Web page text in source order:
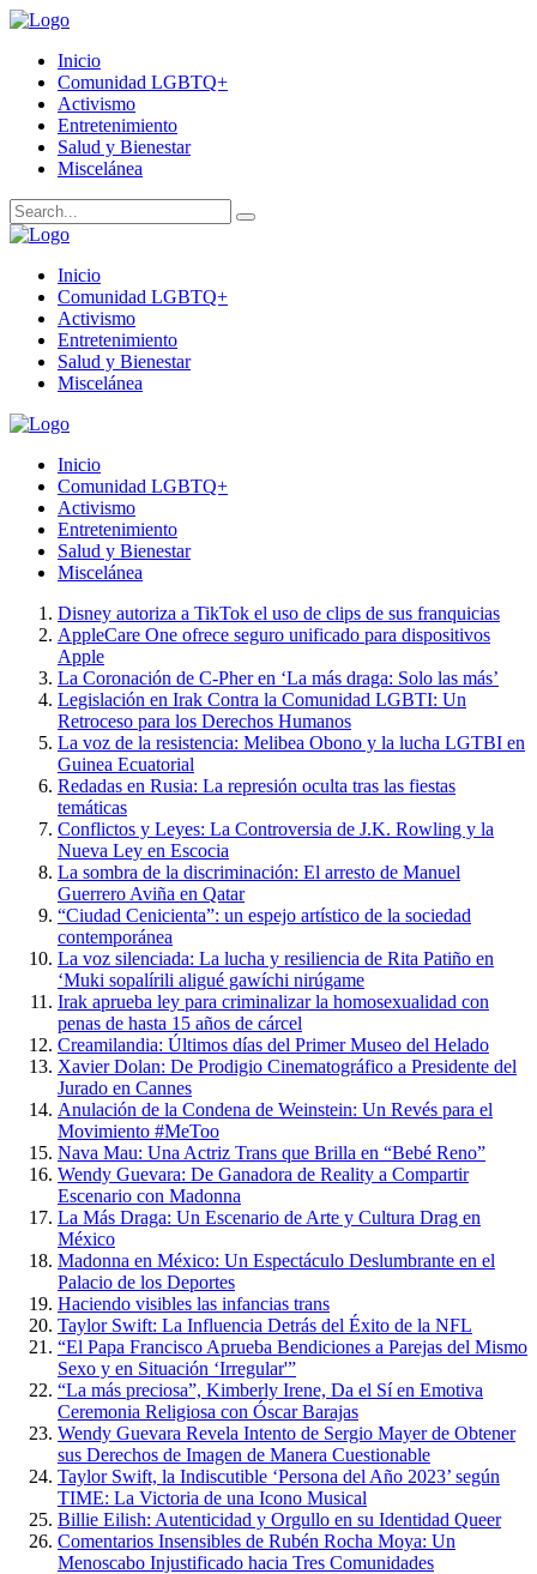
Inicio
Comunidad LGBTQ+
Activismo
Entretenimiento
Salud y Bienestar
Miscelánea
Inicio
Comunidad LGBTQ+
Activismo
Entretenimiento
Salud y Bienestar
Miscelánea
Inicio
Comunidad LGBTQ+
Activismo
Entretenimiento
Salud y Bienestar
Miscelánea
Disney autoriza a TikTok el uso de clips de sus franquicias
AppleCare One ofrece seguro unificado para dispositivos
Apple
La Coronación de C-Pher en ‘La más draga: Solo las más’
Legislación en Irak Contra la Comunidad LGBTI: Un
Retroceso para los Derechos Humanos
La voz de la resistencia: Melibea Obono y la lucha LGTBI en
Guinea Ecuatorial
Redadas en Rusia: La represión oculta tras las fiestas
temáticas
Conflictos y Leyes: La Controversia de J.K. Rowling y la
Nueva Ley en Escocia
La sombra de la discriminación: El arresto de Manuel
Guerrero Aviña en Qatar
“Ciudad Cenicienta”: un espejo artístico de la sociedad
contemporánea
La voz silenciada: La lucha y resiliencia de Rita Patiño en
‘Muki sopalírili aligué gawíchi nirúgame
Irak aprueba ley para criminalizar la homosexualidad con
penas de hasta 15 años de cárcel
Creamilandia: Últimos días del Primer Museo del Helado
Xavier Dolan: De Prodigio Cinematográfico a Presidente del
Jurado en Cannes
Anulación de la Condena de Weinstein: Un Revés para el
Movimiento #MeToo
Nava Mau: Una Actriz Trans que Brilla en “Bebé Reno”
Wendy Guevara: De Ganadora de Reality a Compartir
Escenario con Madonna
La Más Draga: Un Escenario de Arte y Cultura Drag en
México
Madonna en México: Un Espectáculo Deslumbrante en el
Palacio de los Deportes
Haciendo visibles las infancias trans
Taylor Swift: La Influencia Detrás del Éxito de la NFL
“El Papa Francisco Aprueba Bendiciones a Parejas del Mismo
Sexo y en Situación ‘Irregular'”
“La más preciosa”, Kimberly Irene, Da el Sí en Emotiva
Ceremonia Religiosa con Óscar Barajas
Wendy Guevara Revela Intento de Sergio Mayer de Obtener
sus Derechos de Imagen de Manera Cuestionable
Taylor Swift, la Indiscutible ‘Persona del Año 2023’ según
TIME: La Victoria de una Icono Musical
Billie Eilish: Autenticidad y Orgullo en su Identidad Queer
Comentarios Insensibles de Rubén Rocha Moya: Un
Menoscabo Injustificado hacia Tres Comunidades